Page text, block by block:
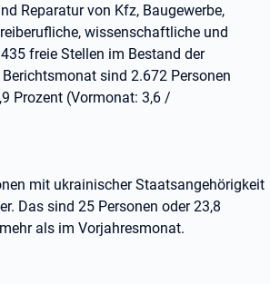
Reparatur von Kfz, Baugewerbe,
wissenschaftliche und
freie Stellen im Bestand der
sind 2.672 Personen
Prozent (Vormonat: 3,6 /
mit ukrainischer Staatsangehörigkeit
Das sind 25 Personen oder 23,8
als im Vorjahresmonat.